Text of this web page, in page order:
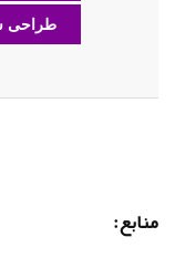
طراحی
منابع: